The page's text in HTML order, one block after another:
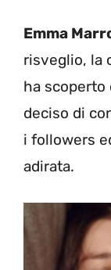
Emma
risveglio, la
ha scoperto
deciso di
i followers
adirata.